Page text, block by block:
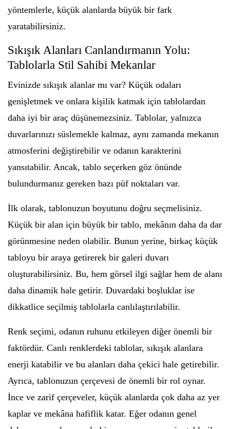
yöntemlerle, küçük alanlarda büyük bir fark
yaratabilirsiniz.
Sıkışık Alanları Canlandırmanın Yolu:
Tablolarla Stil Sahibi Mekanlar
Evinizde sıkışık alanlar mı var? Küçük odaları
genişletmek ve onlara kişilik katmak için tablolardan
daha iyi bir araç düşünemezsiniz. Tablolar, yalnızca
duvarlarınızı süslemekle kalmaz, aynı zamanda mekanın
atmosferini değiştirebilir ve odanın karakterini
yansıtabilir. Ancak, tablo seçerken göz önünde
bulundurmanız gereken bazı püf noktaları var.
İlk olarak, tablonuzun boyutunu doğru seçmelisiniz.
Küçük bir alan için büyük bir tablo, mekânın daha da dar
görünmesine neden olabilir. Bunun yerine, birkaç küçük
tabloyu bir araya getirerek bir galeri duvarı
oluşturabilirsiniz. Bu, hem görsel ilgi sağlar hem de alanı
daha dinamik hale getirir. Duvardaki boşluklar ise
dikkatlice seçilmiş tablolarla canlılaştırılabilir.
Renk seçimi, odanın ruhunu etkileyen diğer önemli bir
faktördür. Canlı renklerdeki tablolar, sıkışık alanlara
enerji katabilir ve bu alanları daha çekici hale getirebilir.
Ayrıca, tablonuzun çerçevesi de önemli bir rol oynar.
İnce ve zarif çerçeveler, küçük alanlarda çok daha az yer
kaplar ve mekâna hafiflik katar. Eğer odanın genel